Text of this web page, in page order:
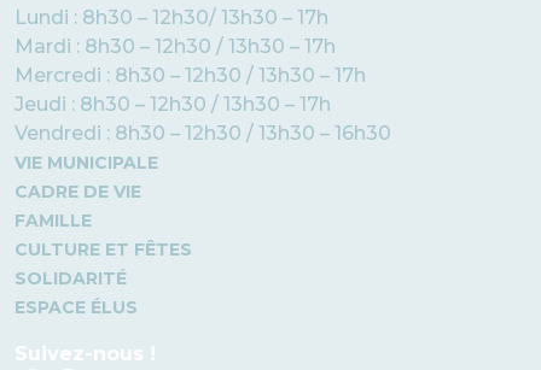
Lundi : 8h30 – 12h30/ 13h30 – 17h
Mardi : 8h30 – 12h30 / 13h30 – 17h
Mercredi : 8h30 – 12h30 / 13h30 – 17h
Jeudi : 8h30 – 12h30 / 13h30 – 17h
Vendredi : 8h30 – 12h30 / 13h30 – 16h30
VIE MUNICIPALE
CADRE DE VIE
FAMILLE
CULTURE ET FÊTES
SOLIDARITÉ
ESPACE ÉLUS
Suivez-nous !